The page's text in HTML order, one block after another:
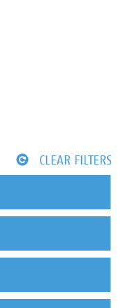
CLEAR FILTERS